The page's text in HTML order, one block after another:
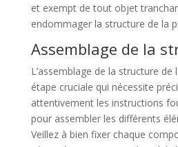
et exempt de tout objet
endommager la structure de la
Assemblage de la
L’assemblage de la structure de
étape cruciale qui nécessite
attentivement les instructions
pour assembler les différents
Veillez à bien fixer chaque